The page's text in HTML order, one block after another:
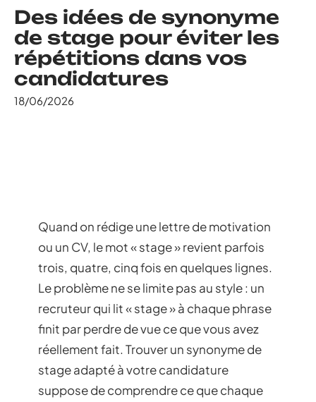
Des idées de synonyme
de stage pour éviter les
répétitions dans vos
candidatures
18/06/2026
Quand on rédige une lettre de motivation
ou un CV, le mot « stage » revient parfois
trois, quatre, cinq fois en quelques lignes.
Le problème ne se limite pas au style : un
recruteur qui lit « stage » à chaque phrase
finit par perdre de vue ce que vous avez
réellement fait. Trouver un synonyme de
stage adapté à votre candidature
suppose de comprendre ce que chaque